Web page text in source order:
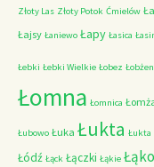
Złoty Las Złoty Potok Ćmielów
Łajsy Łaniewo Łapy Łasica
Łebki Łebki Wielkie Łobez
Łomna Łomnica
Łubowo Łuka Łukta Łukta
Łódź Łąck Łączki Łąkie